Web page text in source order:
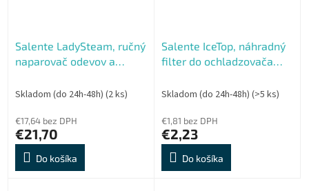
Salente LadySteam, ručný
naparovač odevov a
Skladom (do 24h-48h) (2 ks)
€17,64 bez DPH
€21,70
Do košíka
Salente IceTop, náhradný
filter do ochladzovača
Skladom (do 24h-48h) (>5 ks)
€1,81 bez DPH
€2,23
Do košíka